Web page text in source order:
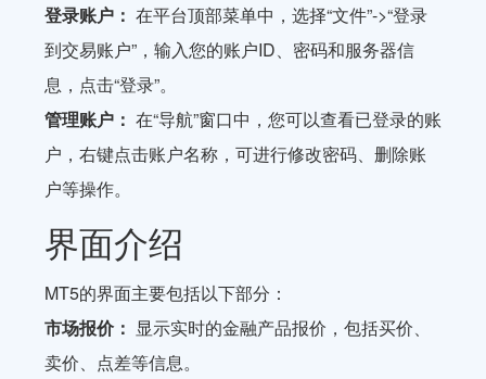
登录账户： 在平台顶部菜单中，选择“文件”->“登录
到交易账户”，输入您的账户ID、密码和服务器信
息，点击“登录”。
管理账户： 在“导航”窗口中，您可以查看已登录的账
户，右键点击账户名称，可进行修改密码、删除账
户等操作。
界面介绍
MT5的界面主要包括以下部分：
市场报价： 显示实时的金融产品报价，包括买价、
卖价、点差等信息。